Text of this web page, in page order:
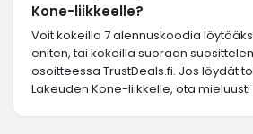
Kone-liikkeelle?
Voit kokeilla 7 alennuskoodia
eniten, tai kokeilla suoraan
osoitteessa TrustDeals.fi. Jos löydät
Lakeuden Kone-liikkelle, ota